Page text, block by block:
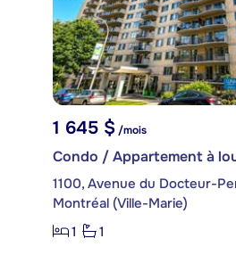
1 645 $ /mois
Condo / Appartement à
1100, Avenue du Docteur-
Montréal (Ville-Marie)
1
1